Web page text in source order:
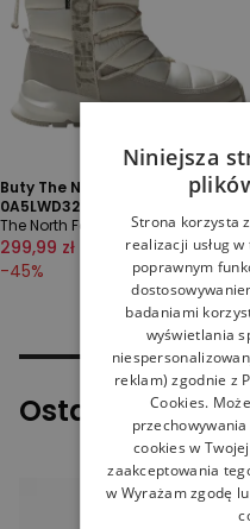
Buty The North Face Thermoball
0A5LWD32F1 - białe
The North Face
299,99 zł
549,99 zł
-45%
Ostatnio
Niniejsza
Strona korzysta
realizacji usług
poprawnym
badaniami
wyświetlania
reklam) zgodnie z
Cookies.
cookies w
zaakceptowania
w Wyrażam zgodę